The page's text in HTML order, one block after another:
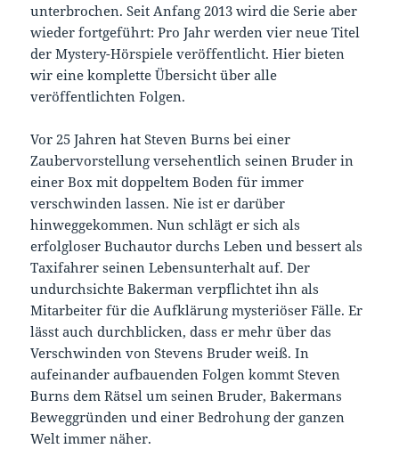
unterbrochen. Seit Anfang 2013 wird die Serie aber
wieder fortgeführt: Pro Jahr werden vier neue Titel
der Mystery-Hörspiele veröffentlicht. Hier bieten
wir eine komplette Übersicht über alle
veröffentlichten Folgen.
Vor 25 Jahren hat Steven Burns bei einer
Zaubervorstellung versehentlich seinen Bruder in
einer Box mit doppeltem Boden für immer
verschwinden lassen. Nie ist er darüber
hinweggekommen. Nun schlägt er sich als
erfolgloser Buchautor durchs Leben und bessert als
Taxifahrer seinen Lebensunterhalt auf. Der
undurchsichte Bakerman verpflichtet ihn als
Mitarbeiter für die Aufklärung mysteriöser Fälle. Er
lässt auch durchblicken, dass er mehr über das
Verschwinden von Stevens Bruder weiß. In
aufeinander aufbauenden Folgen kommt Steven
Burns dem Rätsel um seinen Bruder, Bakermans
Beweggründen und einer Bedrohung der ganzen
Welt immer näher.